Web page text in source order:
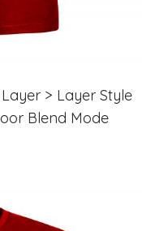
> Layer Style
Blend Mode